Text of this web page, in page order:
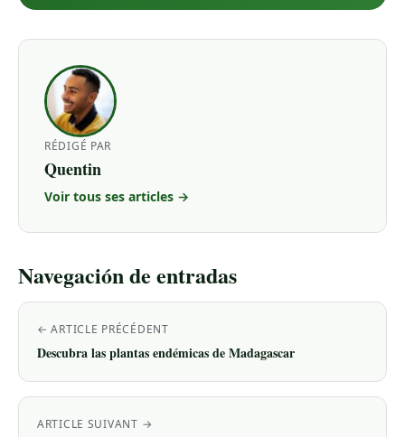
RÉDIGÉ PAR
Quentin
Voir tous ses articles →
Navegación de entradas
← ARTICLE PRÉCÉDENT
Descubra las plantas endémicas de Madagascar
ARTICLE SUIVANT →